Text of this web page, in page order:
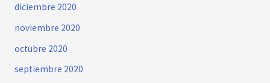
diciembre 2020
noviembre 2020
octubre 2020
septiembre 2020